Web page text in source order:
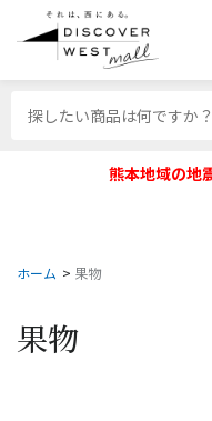
熊本地域の地
ホーム > 果物
果物